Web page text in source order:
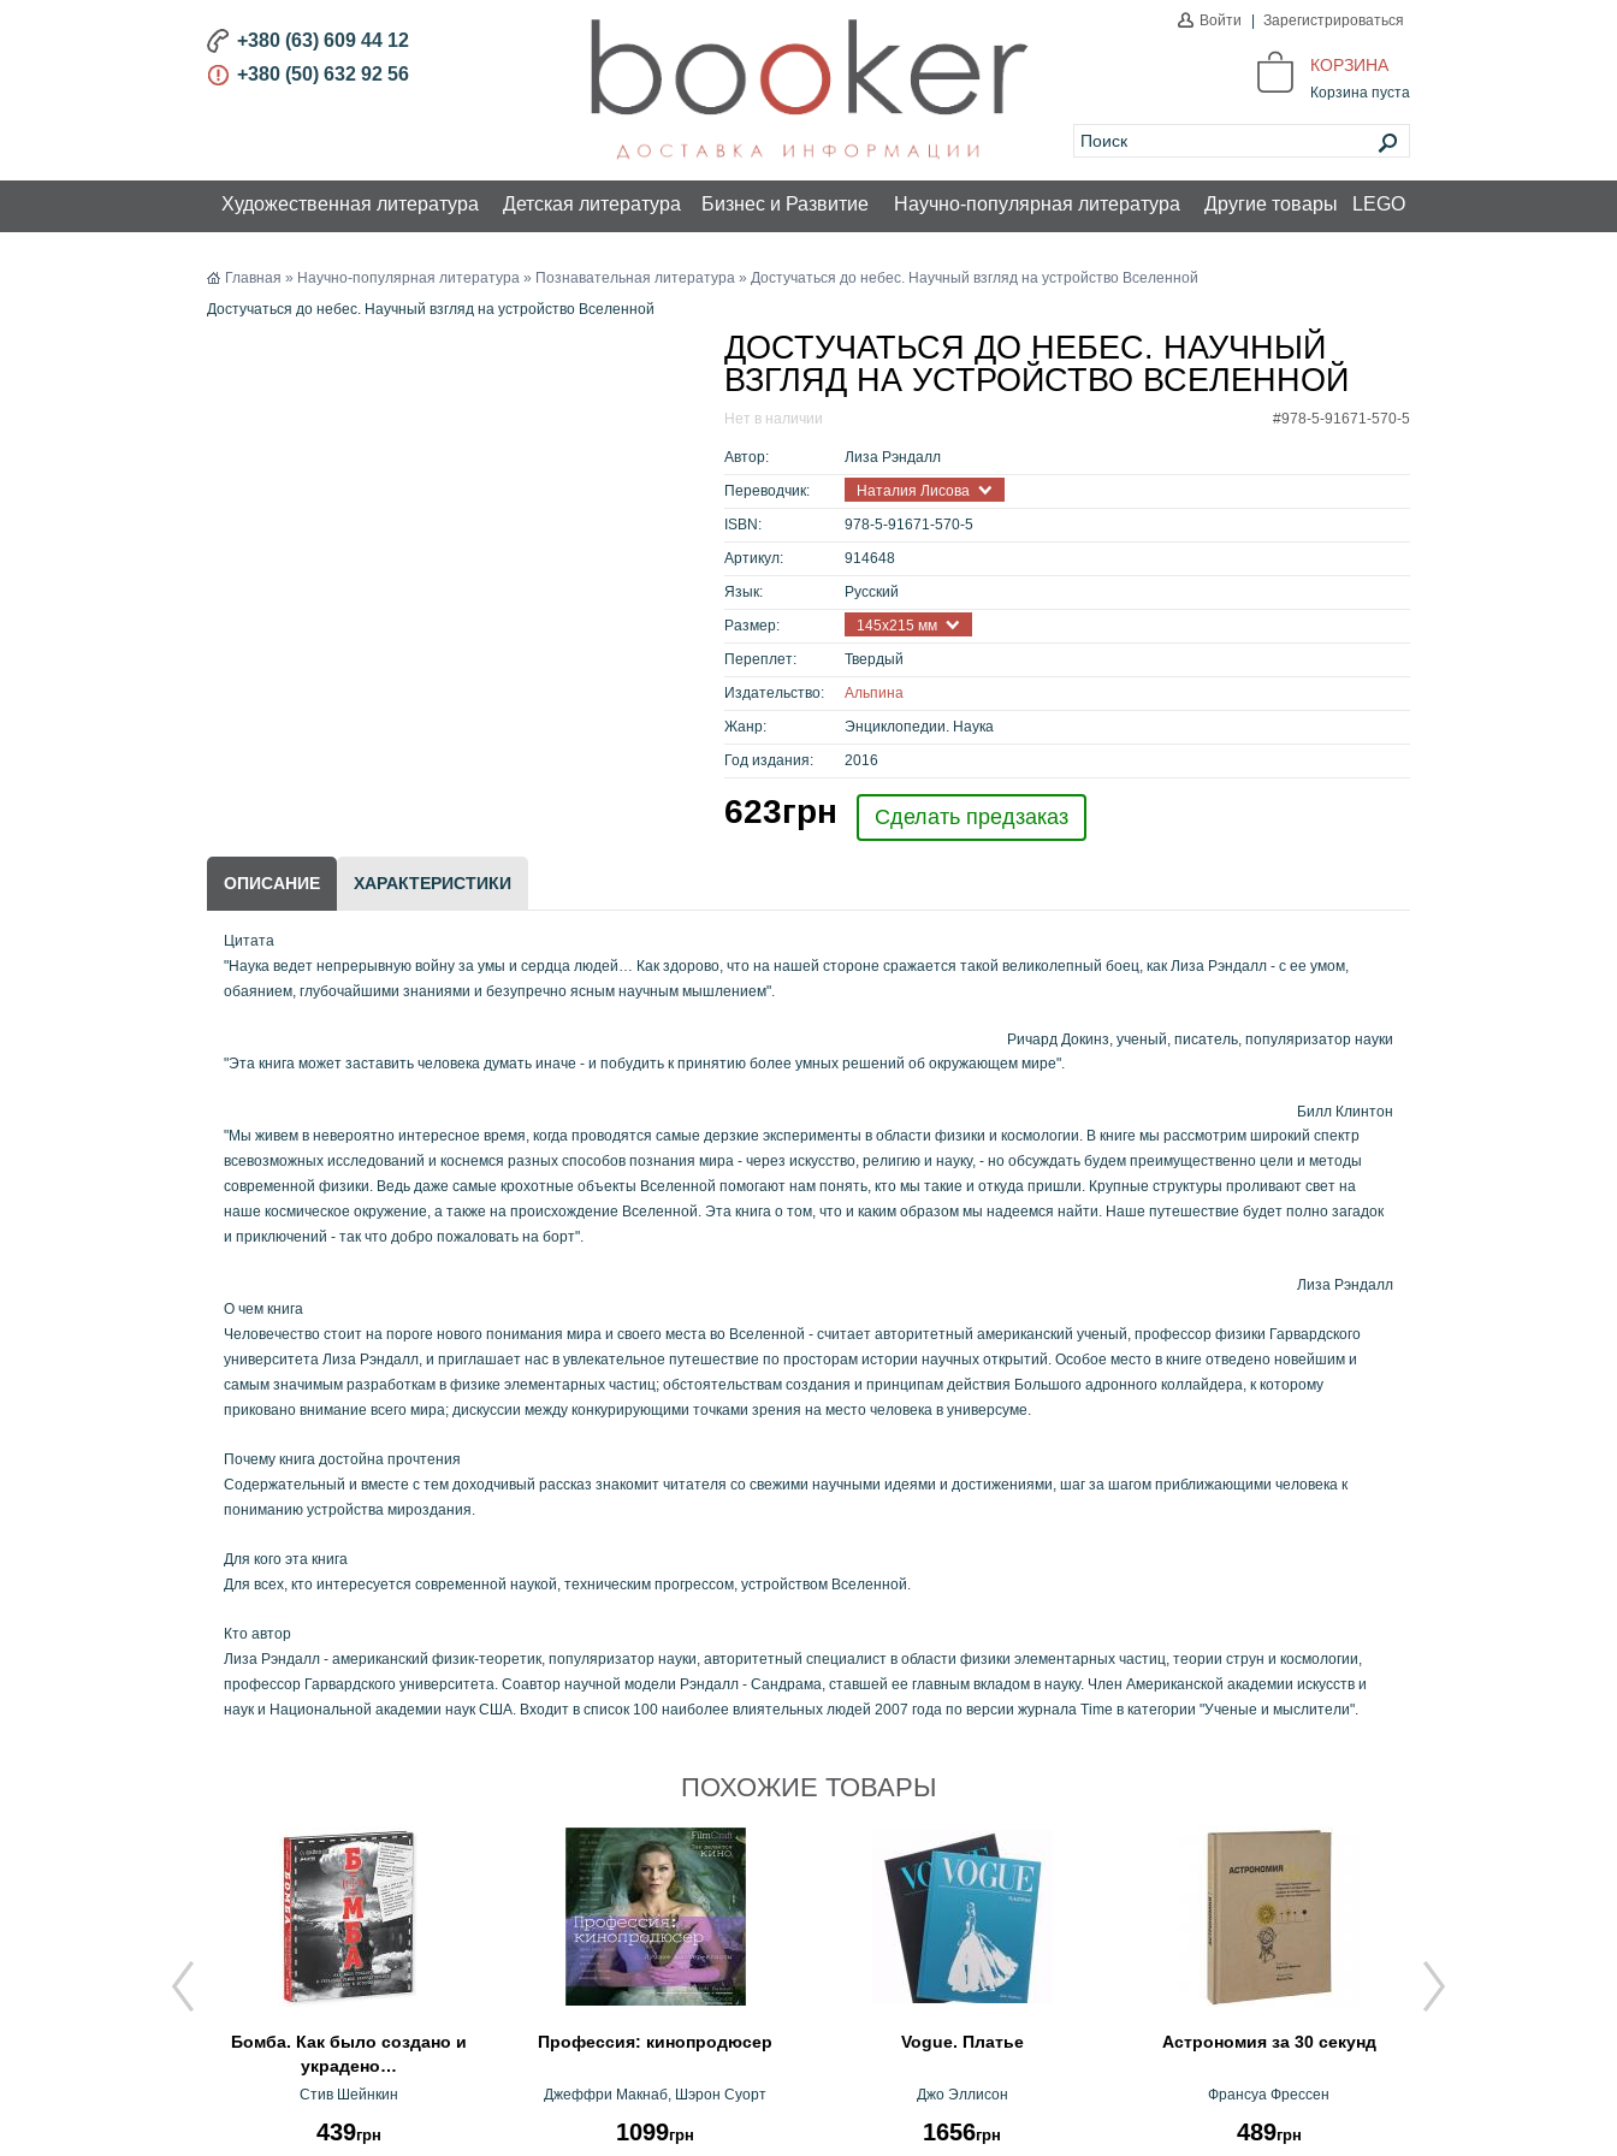
+380 (63) 609 44 12
+380 (50) 632 92 56
Войти Зарегистрироваться
КОРЗИНА
Корзина пуста
Художественная литература Детская литература Бизнес и Развитие Научно-популярная литература Другие товары LEGO
КАТАЛОГ
Главная » Научно-популярная литература » Познавательная литература » Достучаться до небес. Научный взгляд на устройство Вселенной
Достучаться до небес. Научный взгляд на устройство Вселенной
ДОСТУЧАТЬСЯ ДО НЕБЕС. НАУЧНЫЙ
ВЗГЛЯД НА УСТРОЙСТВО ВСЕЛЕННОЙ
#978-5-91671-570-5
Нет в наличии
Автор:
Лиза Рэндалл
Переводчик:
Наталия Лисова
ISBN:
978-5-91671-570-5
Артикул:
914648
Язык:
Русский
Размер:
145х215 мм
Переплет:
Твердый
Издательство:
Альпина
Жанр:
Энциклопедии. Наука
Год издания:
2016
623грн Сделать предзаказ
ОПИСАНИЕ ХАРАКТЕРИСТИКИ
Цитата
"Наука ведет непрерывную войну за умы и сердца людей… Как здорово, что на нашей стороне сражается такой великолепный боец, как Лиза Рэндалл - с ее умом,
обаянием, глубочайшими знаниями и безупречно ясным научным мышлением".
Ричард Докинз, ученый, писатель, популяризатор науки
"Эта книга может заставить человека думать иначе - и побудить к принятию более умных решений об окружающем мире".
Билл Клинтон
"Мы живем в невероятно интересное время, когда проводятся самые дерзкие эксперименты в области физики и космологии. В книге мы рассмотрим широкий спектр
всевозможных исследований и коснемся разных способов познания мира - через искусство, религию и науку, - но обсуждать будем преимущественно цели и методы
современной физики. Ведь даже самые крохотные объекты Вселенной помогают нам понять, кто мы такие и откуда пришли. Крупные структуры проливают свет на
наше космическое окружение, а также на происхождение Вселенной. Эта книга о том, что и каким образом мы надеемся найти. Наше путешествие будет полно загадок
и приключений - так что добро пожаловать на борт".
Лиза Рэндалл
О чем книга
Человечество стоит на пороге нового понимания мира и своего места во Вселенной - считает авторитетный американский ученый, профессор физики Гарвардского
университета Лиза Рэндалл, и приглашает нас в увлекательное путешествие по просторам истории научных открытий. Особое место в книге отведено новейшим и
самым значимым разработкам в физике элементарных частиц; обстоятельствам создания и принципам действия Большого адронного коллайдера, к которому
приковано внимание всего мира; дискуссии между конкурирующими точками зрения на место человека в универсуме.
Почему книга достойна прочтения
Содержательный и вместе с тем доходчивый рассказ знакомит читателя со свежими научными идеями и достижениями, шаг за шагом приближающими человека к
пониманию устройства мироздания.
Для кого эта книга
Для всех, кто интересуется современной наукой, техническим прогрессом, устройством Вселенной.
Кто автор
Лиза Рэндалл - американский физик-теоретик, популяризатор науки, авторитетный специалист в области физики элементарных частиц, теории струн и космологии,
профессор Гарвардского университета. Соавтор научной модели Рэндалл - Сандрама, ставшей ее главным вкладом в науку. Член Американской академии искусств и
наук и Национальной академии наук США. Входит в список 100 наиболее влиятельных людей 2007 года по версии журнала Time в категории "Ученые и мыслители".
ПОХОЖИЕ ТОВАРЫ
Бомба. Как было создано и
украдено…
Стив Шейнкин
439грн
Профессия: кинопродюсер
Джеффри Макнаб, Шэрон Суорт
1099грн
Vogue. Платье
Джо Эллисон
1656грн
Астрономия за 30 секунд
Франсуа Фрессен
489грн